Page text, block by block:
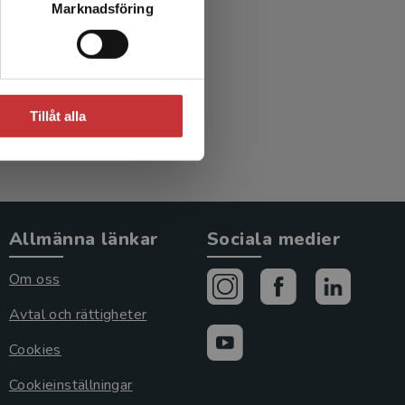
Marknadsföring
Tillåt alla
Allmänna länkar
Om oss
Avtal och rättigheter
Cookies
Cookieinställningar
Sociala medier